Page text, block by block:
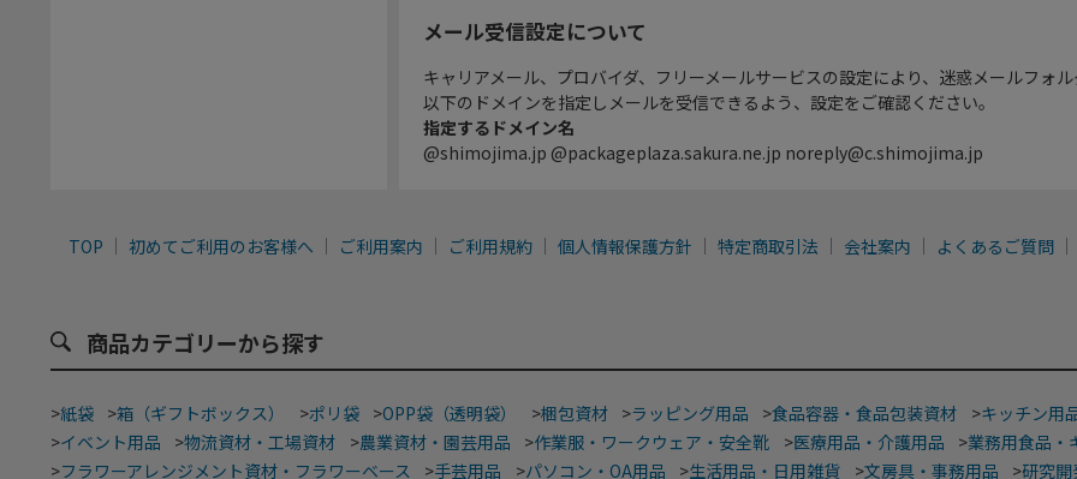
メール受信設定について
キャリアメール、プロバイダ、フリーメールサービスの設定により、迷惑メールフォ
以下のドメインを指定しメールを受信できるよう、設定をご確認ください。
指定するドメイン名
@shimojima.jp @packageplaza.sakura.ne.jp noreply@c.shimojima.jp
TOP 初めてご利用のお客様へ ご利用案内 ご利用規約 個人情報保護方針 特定商取引法 会社案内 よくあるご質問
商品カテゴリーから探す
>紙袋 >箱（ギフトボックス） >ポリ袋 >OPP袋（透明袋） >梱包資材 >ラッピング用品 >食品容器・食品包装資材 >キッチン用
>イベント用品 >物流資材・工場資材 >農業資材・園芸用品 >作業服・ワークウェア・安全靴 >医療用品・介護用品 >業務用食品・
>フラワーアレンジメント資材・フラワーベース >手芸用品 >パソコン・OA用品 >生活用品・日用雑貨 >文房具・事務用品 >研究開